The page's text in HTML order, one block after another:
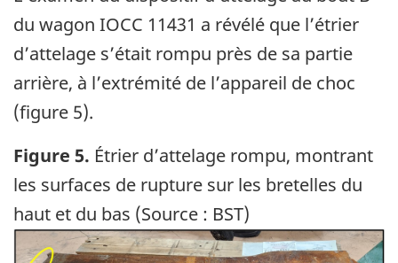
du wagon IOCC 11431 a révélé que l’étrier
d’attelage s’était rompu près de sa partie
arrière, à l’extrémité de l’appareil de choc
(figure 5).
Figure 5. Étrier d’attelage rompu, montrant
les surfaces de rupture sur les bretelles du
haut et du bas (Source : BST)
Image